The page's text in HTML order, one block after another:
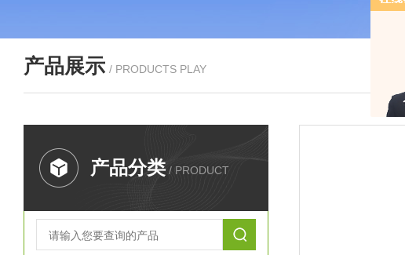
产品展示 / PRODUCTS PLAY
产品分类 / PRODUCT